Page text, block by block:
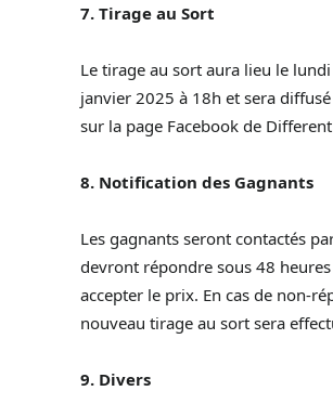
7. Tirage au Sort
Le tirage au sort aura lieu le
janvier 2025 à 18h et sera
sur la page Facebook de
8. Notification des Gagnants
Les gagnants seront contactés
devront répondre sous 48
accepter le prix. En cas de non-
nouveau tirage au sort sera
9. Divers